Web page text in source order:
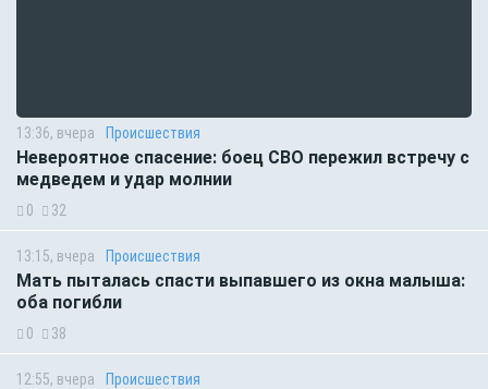
13:36, вчера Происшествия
Невероятное спасение: боец СВО пережил встречу с
медведем и удар молнии
0 32
13:15, вчера Происшествия
Мать пыталась спасти выпавшего из окна малыша:
оба погибли
0 38
12:55, вчера Происшествия